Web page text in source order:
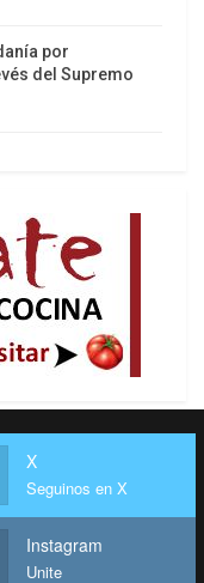
por
del Supremo
X
Seguinos en X
Instagram
Unite